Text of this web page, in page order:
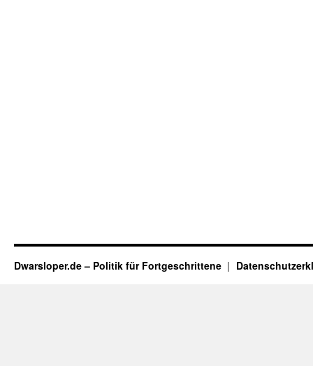
Dwarsloper.de – Politik für Fortgeschrittene